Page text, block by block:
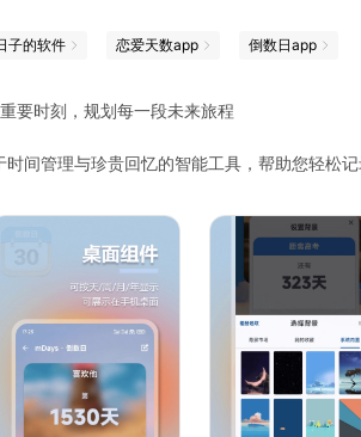
子的软件 恋爱天数app 倒数日app
要时刻，规划每一段未来旅程
时间管理与珍贵回忆的智能工具，帮助您轻松
义倒数日、周年纪念、宝宝生日、重要事件等
（重复提醒、农历支持），确保您不错过任何
作、爱情等场景分类管理，自由搭配背景，打
机、平板等多设备数据，云端备份保障珍贵时
重要时刻一目了然。